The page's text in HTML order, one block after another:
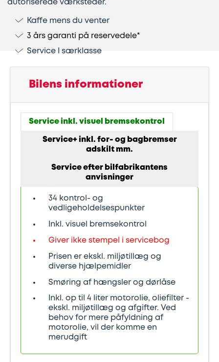
Lapning
af
dæk
Kobling
anhængertræk
Olieskift
Reparation
stenslag
Serviceeftersyn
hjulsudmåling
Støddæmpere
fjedre
Ladestandere
Vinterdæk
Stålfælge
Helårsdæk
Dækopbevaring
Guides
Helårsdæk
Kør
selv
ferie
reparation
Sikkerhed
Sommerdæk
Synstjek
Vinterdæk
Bosch
Car
Service
Landbrug
autoriserede værksteder.
Kaffe mens du venter
3 års garanti på reservedele*
Service I særklasse
Bilens informationer
Service inkl. visuel bremsekontrol
Service+ inkl. for- og bagbremser
adskilt mm.
Service efter bilfabrikantens
anvisninger
34 kontrol- og
vedligeholdelsespunkter
Inkl. visuel bremsekontrol
Giver ikke stempel i servicebog
Prisen er ekskl. miljøtillæg og
diverse hjælpemidler
Smøring af hængsler og dørlåse
Inkl. op til 4 liter motorolie, oliefilter -
ekskl. miljøtillæg og afgifter. Ved
behov for mere påfyldning af
motorolie, vil der komme en
merudgift